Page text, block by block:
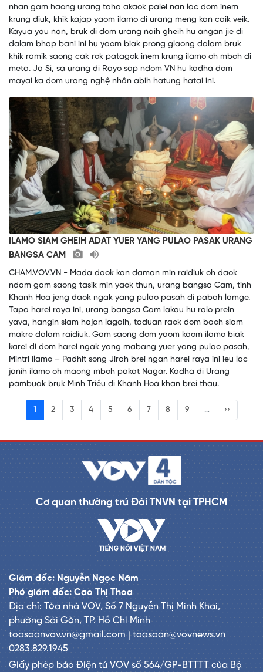
nhan gam haong urang taha akaok palei nan lac dom inem
krung diuk, khik kajap yaom ilamo di urang meng kan caik veik.
Kayua yau nan, bruk di dom urang naih gheih hu angan jie di
dalam bhap bani ini hu yaom biak prong glaong dalam bruk
khik ramik saong cak rok patagok inem krung ilamo oh mboh di
meta. Ja Si, sa urang di Rayo sap ndom VN hu kadha dom
mayai ka dom urang nghệ nhân abih hatung hatai ini.
ILAMO SIAM GHEIH ADAT YUER YANG PULAO PASAK URANG
BANGSA CAM
CHAM.VOV.VN - Mada daok kan daman min raidiuk oh daok
ndam gam saong tasik min yaok thun, urang bangsa Cam, tinh
Khanh Hoa jeng daok ngak yang pulao pasah di pabah lamge.
Tapa harei raya ini, urang bangsa Cam lakau hu ralo prein
yava, hangin siam hajan lagaih, taduan raok dom baoh siam
makre dalam raidiuk. Gam saong dom yaom kaom ilamo biak
karei di dom harei ngak yang mabang yuer yang pulao pasah,
Mintri Ilamo – Padhit song Jirah brei ngan harei raya ini ieu lac
janih ilamo oh maong mboh pakat Nagar. Kadha di Urang
pambuak bruk Minh Triều di Khanh Hoa khan brei thau.
1 2 3 4 5 6 7 8 9 … ››
Cơ quan thường trú Đài TNVN tại TPHCM
Giám đốc: Nguyễn Ngọc Năm
Phó giám đốc: Cao Thị Thoa
Địa chỉ: Tòa nhà VOV, Số 7 Nguyễn Thị Minh Khai,
phường Sài Gòn, TP. Hồ Chí Minh
toasoanvov.vn@gmail.com | toasoan@vovnews.vn
0283.829.1945
Giấy phép báo Điện tử VOV số 564/GP-BTTTT của Bộ